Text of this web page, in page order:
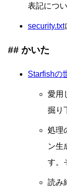
表記につ
security.txt
かいた
Starfishの
愛用
掘り
処理
ン生
す。
読み